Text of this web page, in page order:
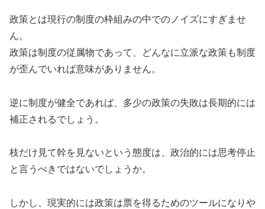
政策とは現行の制度の枠組みの中でのノイズにすぎませ
ん。
政策は制度の従属物であって、どんなに立派な政策も制度
が歪んでいれば意味がありません。
逆に制度が健全であれば、多少の政策の失敗は長期的には
補正されるでしょう。
枝だけ見て幹を見ないという態度は、政治的には思考停止
と言うべきではないでしょうか。
しかし、現実的には政策は票を得るためのツールになりや